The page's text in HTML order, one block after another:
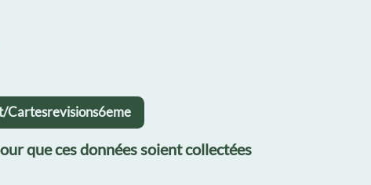
Cartesrevisions6eme
que ces données soient collectées